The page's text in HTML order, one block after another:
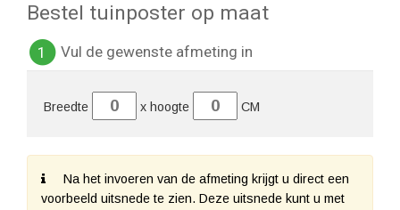
Bestel tuinposter op maat
1 Vul de gewenste afmeting in
Breedte x hoogte CM
Na het invoeren van de afmeting krijgt u direct een
voorbeeld uitsnede te zien. Deze uitsnede kunt u met